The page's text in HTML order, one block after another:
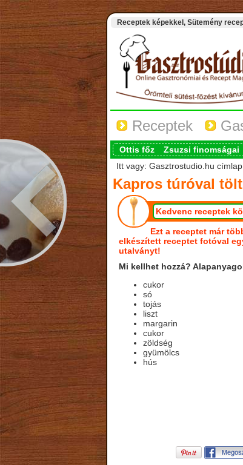
Receptek képekkel, Sütemény
Receptek
Ottis főz Zsuzsi finomságai
Itt vagy: Gasztrostudio.hu
Kapros túróval
Kedvenc receptek
Ezt a receptet már
elkészített receptet fotóval
utalványt!
Mi kellhet hozzá?
cukor
só
tojás
liszt
margarin
cukor
zöldség
gyümölcs
hús